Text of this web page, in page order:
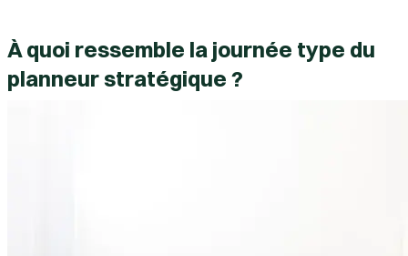
À quoi ressemble la journée type du
planneur stratégique ?